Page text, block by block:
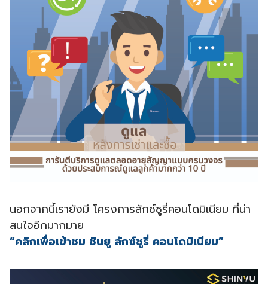
นอกจากนี้เรายังมี โครงการลักซ์ชูรี่คอนโดมิเนียม ที่น่า
สนใจอีกมากมาย
“คลิกเพื่อเข้าชม ชินยู ลักซ์ชูรี่ คอนโดมิเนียม”